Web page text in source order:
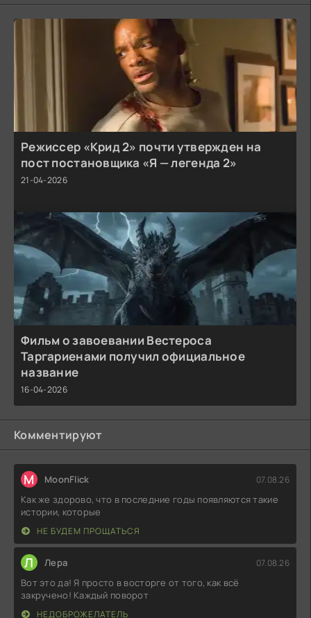
Режиссер «Крид 2» почти утвержден на
пост постановщика «Я — легенда 2»
21-04-2026
Фильм о завоевании Вестероса
Таргариенами получил официальное
название
16-04-2026
Комментируют
M MoonFlick 07.08.26
Как же здорово, что в последние годы появляются такие
истории, которые
НЕ БУДЕМ ПРОЩАТЬСЯ
Л Лера 07.08.26
Вот это да! Я просто в восторге от того, как всё
закручено! Каждый поворот
НЕДОБРОЖЕЛАТЕЛЬ